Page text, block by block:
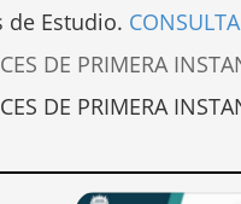
de Estudio.
DE PRIMERA
DE PRIMERA